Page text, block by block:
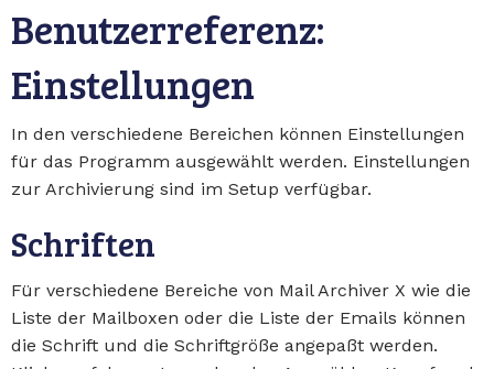
Benutzerreferenz:
Einstellungen
In den verschiedene Bereichen können Einstellungen
für das Programm ausgewählt werden. Einstellungen
zur Archivierung sind im Setup verfügbar.
Schriften
Für verschiedene Bereiche von Mail Archiver X wie die
Liste der Mailboxen oder die Liste der Emails können
die Schrift und die Schriftgröße angepaßt werden.